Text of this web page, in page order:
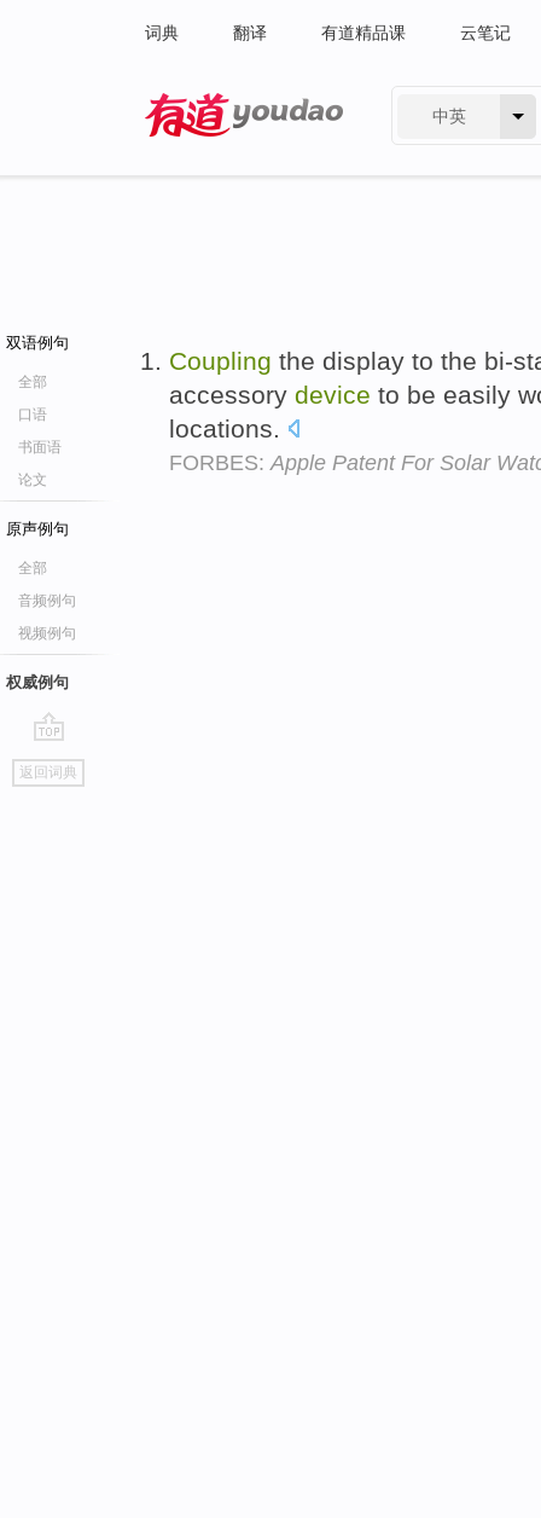
词典 翻译 有道精品课 云笔记
中英
双语例句
全部
口语
书面语
论文
原声例句
全部
音频例句
视频例句
权威例句
go
top
返回词典
Coupling the display to the bi-
accessory device to be easily
locations.
FORBES:Apple Patent For Solar